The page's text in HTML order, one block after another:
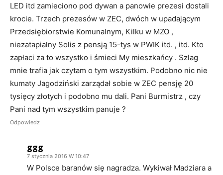
LED itd zamieciono pod dywan a panowie prezesi dostali
krocie. Trzech prezesów w ZEC, dwóch w upadającym
Przedsiębiorstwie Komunalnym, Kilku w MZO ,
niezatapialny Solis z pensją 15-tys w PWIK itd. , itd. Kto
zapłaci za to wszystko i śmieci My mieszkańcy . Szlag
mnie trafia jak czytam o tym wszystkim. Podobno nic nie
kumaty Jagodziński zarządał sobie w ZEC pensję 20
tysięcy złotych i podobno mu dali. Pani Burmistrz , czy
Pani nad tym wszystkim panuje ?
Odpowiedz
ggg
7 stycznia 2016 W 10:47
W Polsce baranów się nagradza. Wykiwał Madziara a